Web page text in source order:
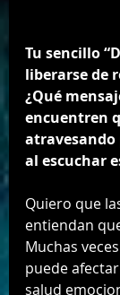
Tu sencillo
liberarse de
¿Qué
encuentren
atravesando
al escuchar
Quiero que
entiendan
Muchas
puede
salud